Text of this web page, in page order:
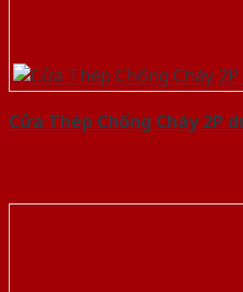
Cửa Thép Chống Cháy 2P